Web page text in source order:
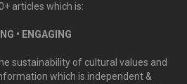
articles which is:
• ENGAGING
sustainability of cultural values and
which is independent &